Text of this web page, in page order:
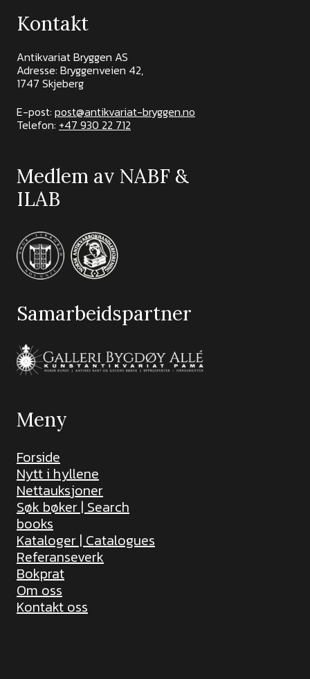
Kontakt
Antikvariat Bryggen AS
Adresse: Bryggenveien 42,
1747 Skjeberg
E-post: post@antikvariat-bryggen.no
Telefon: +47 930 22 712
Medlem av NABF &
ILAB
Samarbeidspartner
Meny
Forside
Nytt i hyllene
Nettauksjoner
Søk bøker | Search
books
Kataloger | Catalogues
Referanseverk
Bokprat
Om oss
Kontakt oss